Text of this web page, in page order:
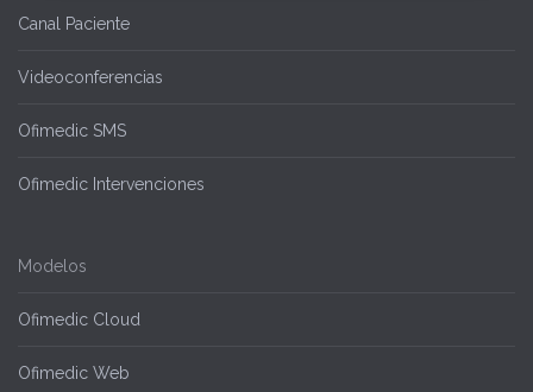
Canal Paciente
Videoconferencias
Ofimedic SMS
Ofimedic Intervenciones
Modelos
Ofimedic Cloud
Ofimedic Web